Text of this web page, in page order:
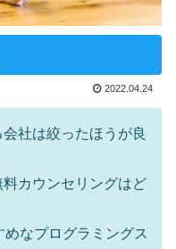
2022.04.24
社は絞ったほうが良
料カウンセリングはど
めなプログラミングス